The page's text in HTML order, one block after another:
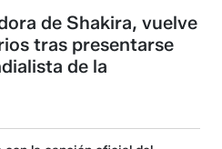
de Shakira, vuelve
tras presentarse
de la